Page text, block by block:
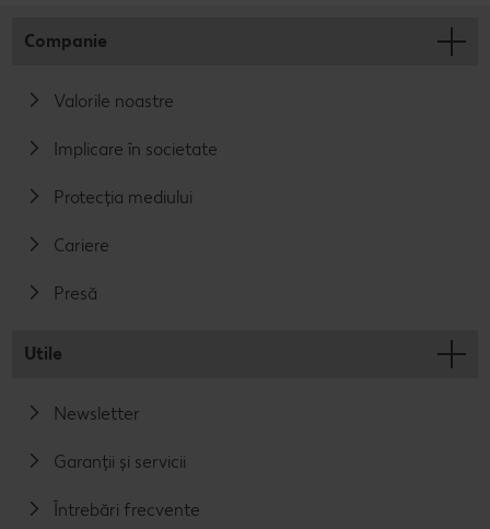
Companie
Valorile noastre
Implicare în societate
Protecția mediului
Cariere
Presă
Utile
Newsletter
Garanții și servicii
Întrebări frecvente